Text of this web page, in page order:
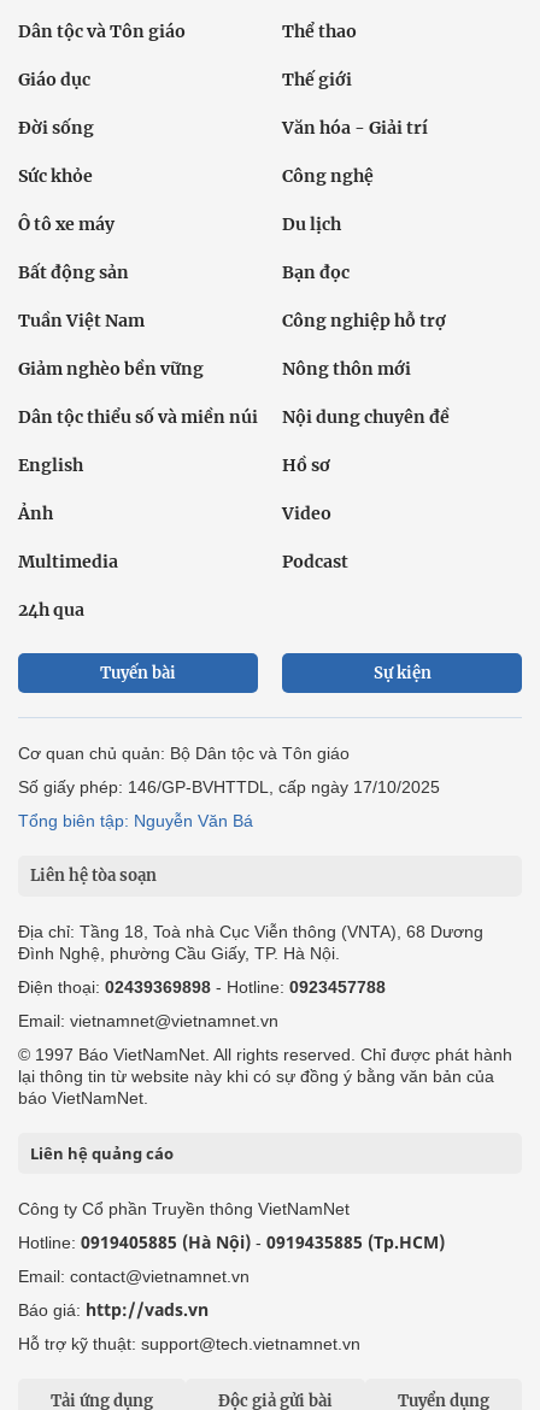
Dân tộc và Tôn giáo Thể thao
Giáo dục Thế giới
Đời sống Văn hóa - Giải trí
Sức khỏe Công nghệ
Ô tô xe máy Du lịch
Bất động sản Bạn đọc
Tuần Việt Nam Công nghiệp hỗ trợ
Giảm nghèo bền vững Nông thôn mới
Dân tộc thiểu số và miền núi Nội dung chuyên đề
English Hồ sơ
Ảnh Video
Multimedia Podcast
24h qua
Tuyến bài Sự kiện
Cơ quan chủ quản: Bộ Dân tộc và Tôn giáo
Số giấy phép: 146/GP-BVHTTDL, cấp ngày 17/10/2025
Tổng biên tập: Nguyễn Văn Bá
Liên hệ tòa soạn
Địa chỉ: Tầng 18, Toà nhà Cục Viễn thông (VNTA), 68 Dương
Đình Nghệ, phường Cầu Giấy, TP. Hà Nội.
Điện thoại: 02439369898 - Hotline: 0923457788
Email: vietnamnet@vietnamnet.vn
© 1997 Báo VietNamNet. All rights reserved. Chỉ được phát hành
lại thông tin từ website này khi có sự đồng ý bằng văn bản của
báo VietNamNet.
Liên hệ quảng cáo
Công ty Cổ phần Truyền thông VietNamNet
Hotline: 0919405885 (Hà Nội) - 0919435885 (Tp.HCM)
Email: contact@vietnamnet.vn
Báo giá: http://vads.vn
Hỗ trợ kỹ thuật: support@tech.vietnamnet.vn
Tải ứng dụng Độc giả gửi bài Tuyển dụng